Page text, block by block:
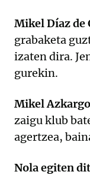
Mikel Díaz de
grabaketa
izaten dira.
gurekin.
Mikel
zaigu klub
agertzea,
Nola egiten